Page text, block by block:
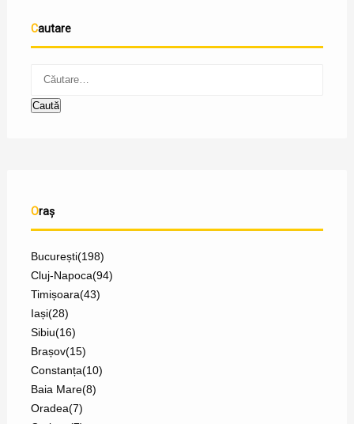
Cautare
Oraș
București(198)
Cluj-Napoca(94)
Timișoara(43)
Iași(28)
Sibiu(16)
Brașov(15)
Constanța(10)
Baia Mare(8)
Oradea(7)